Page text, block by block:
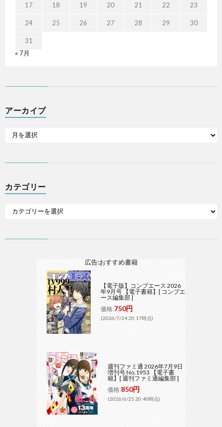
17 18 19 20 21 22 23
24 25 26 27 28 29 30
31
« 7月
アーカイブ
カテゴリー
広告:おすすめ書籍
【電子版】コンプエース 2026
年9月号 【電子書籍】[ コンプエ
ース編集部 ]
価格:750円
(2026/7/24 20:17時点)
週刊ファミ通 2026年7月9日
増刊号 No.1953 【電子書
籍】[ 週刊ファミ通編集部 ]
価格:850円
(2026/6/25 20:40時点)